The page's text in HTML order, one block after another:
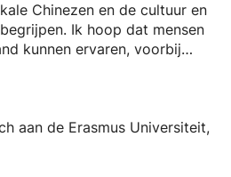
Chinezen en de cultuur en
Ik hoop dat mensen
kunnen ervaren, voorbij
Daarom is mijn les gericht
bij de cultuur.
interactieve en leuke
hoop ik dat je de taal kunt
aan de Erasmus Universiteit,